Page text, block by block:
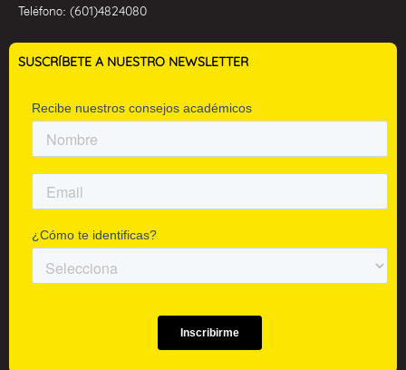
Teléfono: (601)4824080
SUSCRÍBETE A NUESTRO NEWSLETTER